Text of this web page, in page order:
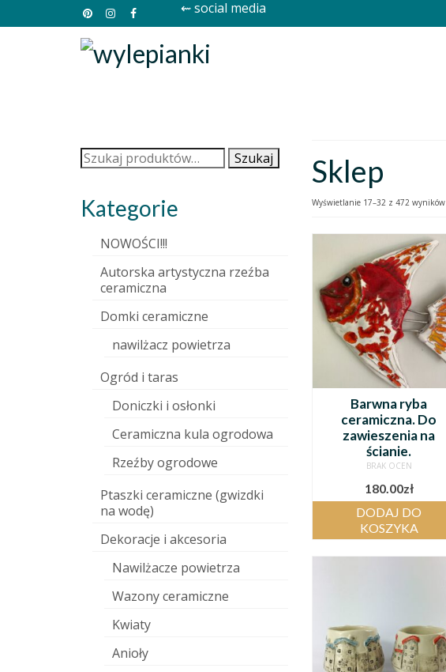
⇜ social media
Sklep
Wyświetlanie 17–32 z 472 wyników
Barwna ryba
ceramiczna. Do
zawieszenia na
ścianie.
BRAK OCEN
180.00zł
DODAJ DO
KOSZYKA
Szukaj: Szukaj
Kategorie
NOWOŚCI!!!
Autorska artystyczna rzeźba
ceramiczna
Domki ceramiczne
nawilżacz powietrza
Ogród i taras
Doniczki i osłonki
Ceramiczna kula ogrodowa
Rzeźby ogrodowe
Ptaszki ceramiczne (gwizdki
na wodę)
Dekoracje i akcesoria
Nawilżacze powietrza
Wazony ceramiczne
Kwiaty
Anioły